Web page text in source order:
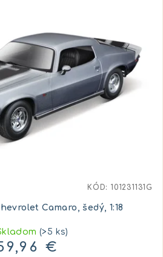
Camaro, šedý, 1:18
(>5 ks)
€
KÓD: 101231131G